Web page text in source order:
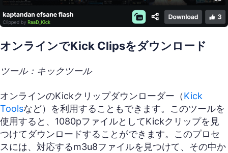
オンラインでKick Clipsをダウンロード
ツール：キックツール
オンラインのKickクリップダウンローダー（Kick
Toolsなど）を利用することもできます。このツールを
使用すると、1080pファイルとしてKickクリップを見
つけてダウンロードすることができます。このプロセ
スには、対応するm3u8ファイルを見つけて、その中か